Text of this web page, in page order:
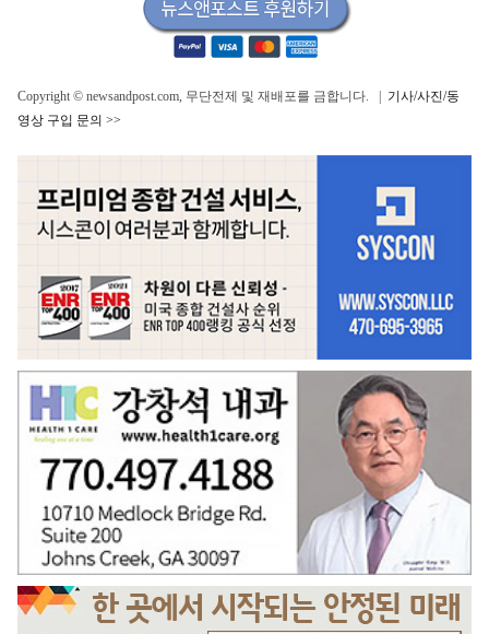
Copyright © newsandpost.com, 무단전제 및 재배포를 금합니다. | 기사/사진/동
영상 구입 문의 >>